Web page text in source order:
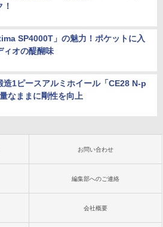
SP4000T」の魅力！ポケットに入
ィオの醍醐味
造1ピースアルミホイール「CE28 N-p
なままに剛性を向上
お問い合わせ
編集部へのご連絡
会社概要